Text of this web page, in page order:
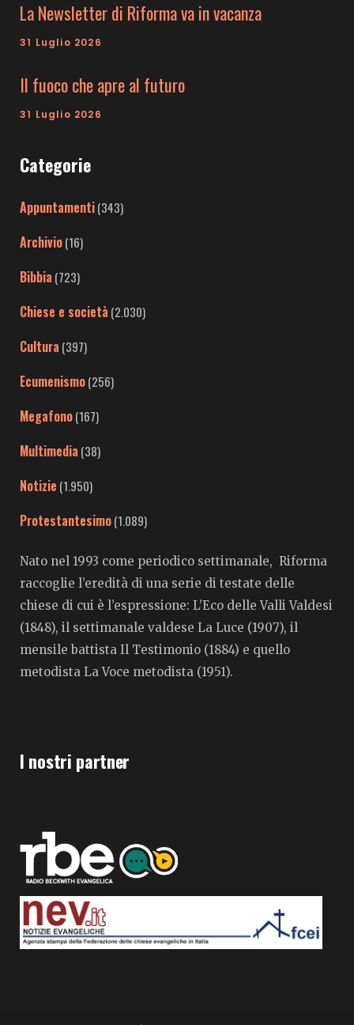
La Newsletter di Riforma va in vacanza
31 Luglio 2026
Il fuoco che apre al futuro
31 Luglio 2026
Categorie
Appuntamenti(343)
Archivio(16)
Bibbia (723)
Chiese e società (2.030)
Cultura (397)
Ecumenismo(256)
Megafono(167)
Multimedia (38)
Notizie (1.950)
Protestantesimo(1.089)
Nato nel 1993 come periodico settimanale, Riforma
raccoglie l’eredità di una serie di testate delle
chiese di cui è l’espressione: L’Eco delle Valli Valdesi
(1848), il settimanale valdese La Luce (1907), il
mensile battista Il Testimonio (1884) e quello
metodista La Voce metodista (1951).
I nostri partner